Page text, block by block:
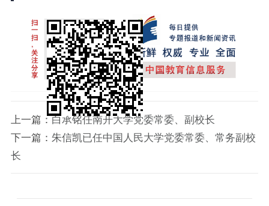
上一篇：白承铭任南开大学党委常委、副校长
下一篇： 朱信凯已任中国人民大学党委常委、常务副校
长